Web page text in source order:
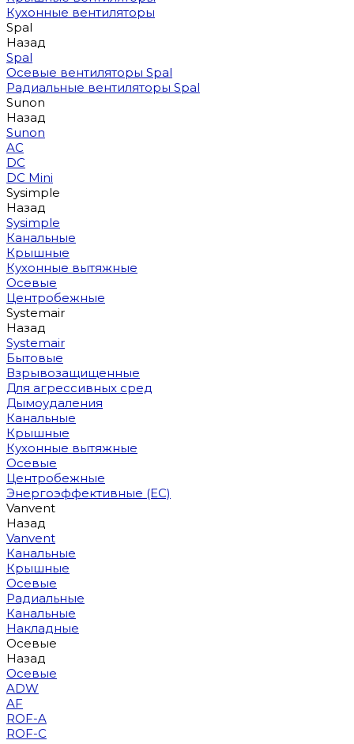
Кухонные вентиляторы
Spal
Назад
Spal
Осевые вентиляторы Spal
Радиальные вентиляторы Spal
Sunon
Назад
Sunon
AC
DC
DC Mini
Sysimple
Назад
Sysimple
Канальные
Крышные
Кухонные вытяжные
Осевые
Центробежные
Systemair
Назад
Systemair
Бытовые
Взрывозащищенные
Для агрессивных сред
Дымоудаления
Канальные
Крышные
Кухонные вытяжные
Осевые
Центробежные
Энергоэффективные (EC)
Vanvent
Назад
Vanvent
Канальные
Крышные
Осевые
Радиальные
Канальные
Накладные
Осевые
Назад
Осевые
ADW
AF
ROF-A
ROF-C